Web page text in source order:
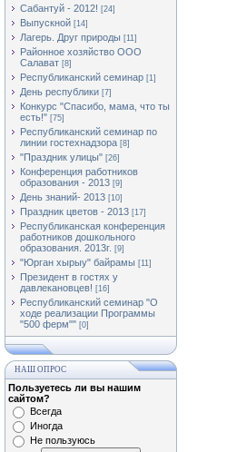
Сабантуй - 2012! [24]
Выпускной [14]
Лагерь. Друг природы [11]
Районное хозяйство ООО
Салават [8]
Республиканский семинар [1]
День республики [7]
Конкурс "Спасибо, мама, что ты
есть!" [75]
Республиканский семинар по
линии гостехнадзора [8]
"Праздник улицы" [26]
Конференция работников
образования - 2013 [9]
День знаний- 2013 [10]
Праздник цветов - 2013 [17]
Республиканская конференция
работников дошкольного
образования. 2013г. [9]
"Юрган хырыу" байрамы [11]
Президент в гостях у
давлекановцев! [16]
Республиканский семинар "О
ходе реализации Программы
"500 ферм"" [0]
НАШ ОПРОС
Пользуетесь ли вы нашим
сайтом?
Всегда
Иногда
Не пользуюсь